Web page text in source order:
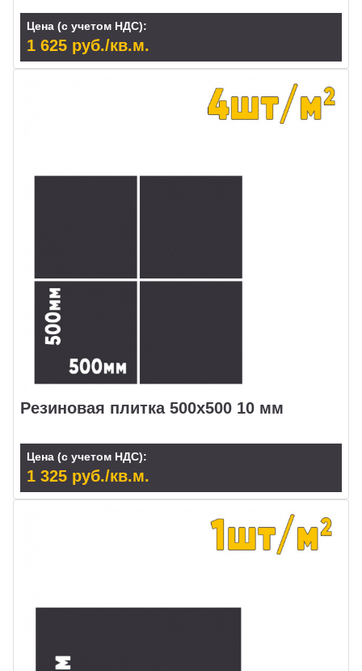
Цена (с учетом НДС):
1 625 руб./кв.м.
Резиновая плитка 500x500 10 мм
Цена (с учетом НДС):
1 325 руб./кв.м.